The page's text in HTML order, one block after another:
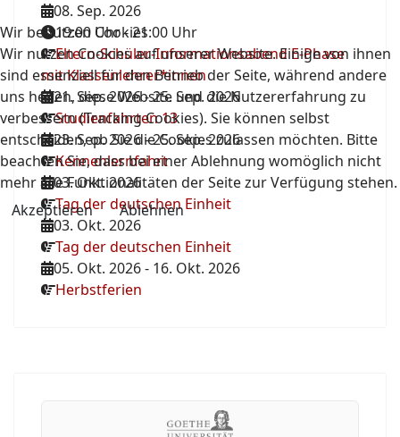
08. Sep. 2026
19:00 Uhr-21:00 Uhr
Eltern-Schüler-Informationsabend E-Phase
mit Klassenlehrer*innen
21. Sep. 2026-25. Sep. 2026
Studienfahrten 13
23. Sep. 2026-25. Sep. 2026
Kennenlernfahrt
03. Okt. 2026
Tag der deutschen Einheit
03. Okt. 2026
Tag der deutschen Einheit
05. Okt. 2026- 16. Okt. 2026
Herbstferien
Wir benutzen Cookies
Wir nutzen Cookies auf unserer Website. Einige von ihnen
sind essenziell für den Betrieb der Seite, während andere
uns helfen, diese Website und die Nutzererfahrung zu
verbessern (Tracking Cookies). Sie können selbst
entscheiden, ob Sie die Cookies zulassen möchten. Bitte
beachten Sie, dass bei einer Ablehnung womöglich nicht
mehr alle Funktionalitäten der Seite zur Verfügung stehen.
Akzeptieren
Ablehnen